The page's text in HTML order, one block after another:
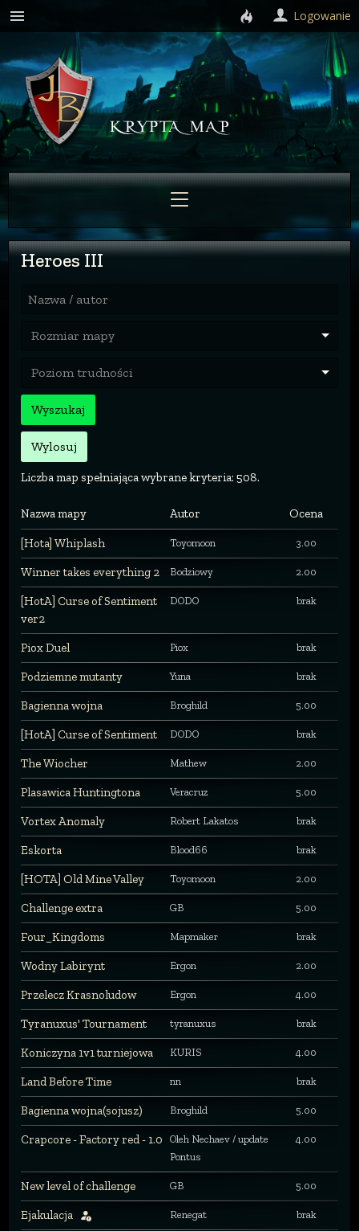
Heroes III
Nazwa / autor
Rozmiar mapy
Poziom trudności
Wyszukaj
Wylosuj
Liczba map spełniająca wybrane kryteria: 508.
Nazwa mapy Autor Ocena
[Hota] Whiplash Toyomoon 3.00
Winner takes everything 2 Bodziowy 2.00
[HotA] Curse of Sentiment
ver2
DODO brak
Piox Duel Piox brak
Podziemne mutanty Yuna brak
Bagienna wojna Broghild 5.00
[HotA] Curse of Sentiment DODO brak
The Wiocher Mathew 2.00
Plasawica Huntingtona Veracruz 5.00
Vortex Anomaly Robert Lakatos brak
Eskorta Blood66 brak
[HOTA] Old Mine Valley Toyomoon 2.00
Challenge extra GB 5.00
Four_Kingdoms Mapmaker brak
Wodny Labirynt Ergon 2.00
Przelecz Krasnoludow Ergon 4.00
Tyranuxus' Tournament tyranuxus brak
Koniczyna 1v1 turniejowa KURIS 4.00
Land Before Time nn brak
Bagienna wojna(sojusz) Broghild 5.00
Crapcore - Factory red - 1.0
Oleh Nechaev / update
Pontus
4.00
New level of challenge GB 5.00
Ejakulacja Renegat brak
Logowanie